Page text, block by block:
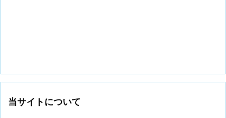
当サイトについて